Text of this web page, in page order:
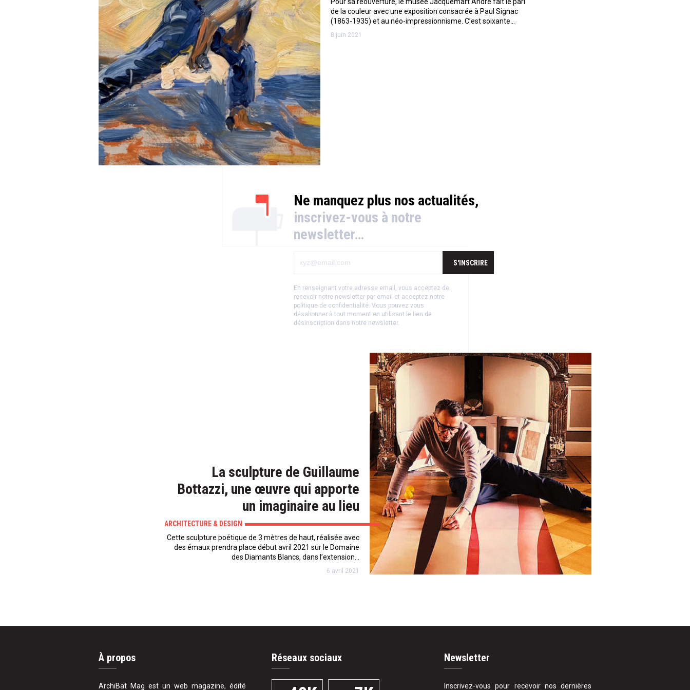
de la couleur avec une exposition consacrée à Paul Signac
(1863-1935) et au néo-impressionnisme. C’est soixante…
8 juin 2021
Ne manquez plus nos actualités,
inscrivez-vous à notre
newsletter…
S'INSCRIRE
En renseignant votre adresse email, vous acceptez de
recevoir notre newsletter par email et acceptez notre
politique de confidentialité. Vous pouvez vous
désabonner à tout moment en utilisant le lien de
désinscription dans notre newsletter.
La sculpture de Guillaume
Bottazzi, une œuvre qui apporte
un imaginaire au lieu
ARCHITECTURE & DESIGN
Cette sculpture poétique de 3 mètres de haut, réalisée avec
des émaux prendra place début avril 2021 sur le Domaine
des Diamants Blancs, dans l’extension…
6 avril 2021
À propos
ArchiBat Mag est un web magazine, édité
Réseaux sociaux Newsletter
Inscrivez-vous pour recevoir nos dernières